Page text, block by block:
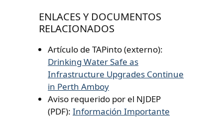
ENLACES Y DOCUMENTOS
RELACIONADOS
Artículo de TAPinto (externo):
Drinking Water Safe as
Infrastructure Upgrades Continue
in Perth Amboy
Aviso requerido por el NJDEP
(PDF):Información Importante